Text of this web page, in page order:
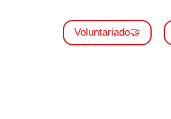
Voluntariado🤝